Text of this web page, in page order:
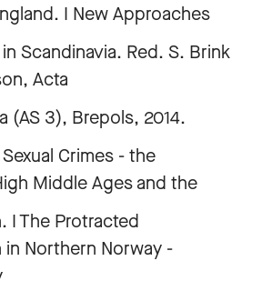
I New Approaches
Scandinavia. Red. S. Brink
Acta
(AS 3), Brepols, 2014.
Sexual Crimes - the
Middle Ages and the
I The Protracted
in Northern Norway -